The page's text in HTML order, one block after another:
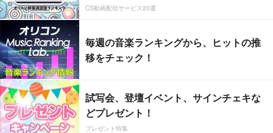
CS動画配信サービス20選
毎週の音楽ランキングから、ヒットの推
移をチェック！
試写会、登壇イベント、サインチェキな
どプレゼント！
プレゼント特集